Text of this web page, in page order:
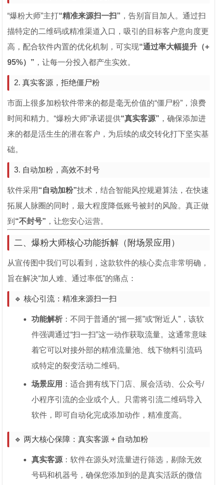
“爆粉大师”主打“精准来源扫一扫” ，告别盲目加人。通过扫
描特定的二维码或精准渠道入口，吸引的目标客户意向度更
高，配合软件内置的优化机制，可实现“通过率大幅提升（+
95%）” ，让每一分投入都产生实效。
2. 真实客源，拒绝僵尸粉
市面上很多加粉软件带来的都是毫无价值的“僵尸粉”，浪费
时间和精力。“爆粉大师”承诺提供“真实客源” ，确保添加进
来的都是活生生的潜在客户，为后续的成交转化打下坚实基
础。
3. 自动加粉，高效不封号
软件采用 “自动加粉”技术，结合智能风控规避算法，在快速
拓展人脉圈的同时，最大程度降低账号被封的风险。真正做
到 “不封号” ，让您安心运营。
二、爆粉大师核心功能拆解（附场景应用）
从宣传图中我们可以看到，这款软件的核心卖点非常明确，
旨在解决“加人难、通过率低”的痛点：
🔹 核心引流：精准来源扫一扫
功能解析 ：不同于普通的“摇一摇”或“附近人”，该软
件强调通过“扫一扫”这一动作获取流量。这通常意味
着它可以对接外部的精准流量池、线下物料引流码
或特定的裂变活动二维码。
场景应用 ：适合拥有线下门店、展会活动、公众号/
小程序引流的企业或个人。只需将引流二维码导入
软件，即可自动化完成添加动作，精准度高。
🔹 两大核心保障：真实客源 + 自动加粉
真实客源 ：软件在源头对流量进行筛选，剔除无效
号码和机器号，确保您添加到的是真实活跃的微信